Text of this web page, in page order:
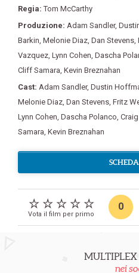
Regia:Tom McCarthy
Produzione: Adam Sandler,
Barkin Melonie Diaz Dan Stevens
Vazquez Lynn Cohen Dascha
Cliff Samara Kevin Breznahan
Cast: Adam Sandler, Dustin
Melonie Diaz Dan Stevens Fritz
Lynn Cohen Dascha Polanco
Samara Kevin Breznahan
Vota il film per primo
0
nei